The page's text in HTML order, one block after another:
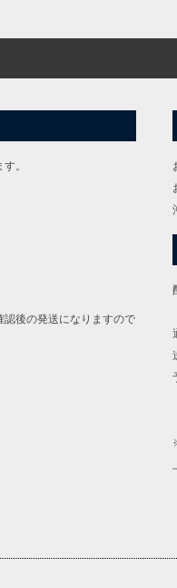
。
後の発送になりますので